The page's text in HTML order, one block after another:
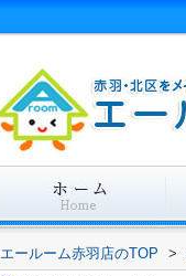
エールーム赤羽店のTOP >